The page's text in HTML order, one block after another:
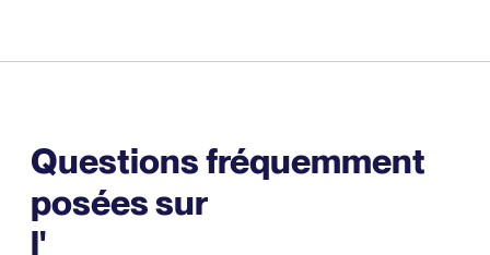
Questions fréquemment
posées sur
l'